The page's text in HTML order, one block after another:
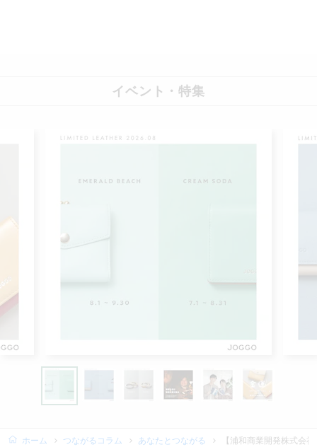
イベント・特集
ホーム つながるコラム あなたとつながる 【浦和商業開発株式会